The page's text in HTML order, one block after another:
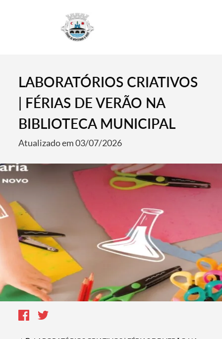
LABORATÓRIOS CRIATIVOS
| FÉRIAS DE VERÃO NA
BIBLIOTECA MUNICIPAL
Atualizado em 03/07/2026